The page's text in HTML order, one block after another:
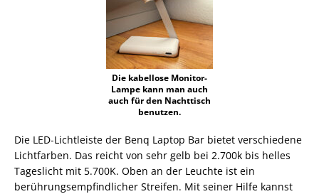
Die kabellose Monitor-
Lampe kann man auch
auch für den Nachttisch
benutzen.
Die LED-Lichtleiste der Benq Laptop Bar bietet verschiedene
Lichtfarben. Das reicht von sehr gelb bei 2.700k bis helles
Tageslicht mit 5.700K. Oben an der Leuchte ist ein
berührungsempfindlicher Streifen. Mit seiner Hilfe kannst